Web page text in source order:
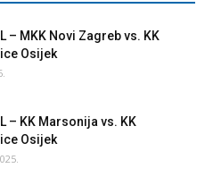
– MKK Novi Zagreb vs. KK
Osijek
– KK Marsonija vs. KK
Osijek